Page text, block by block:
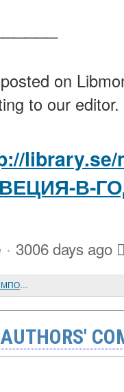
on
to our editor.
В-
· 3006 days ago
ОЧЕРЕДНОЙ СОВЕТСКО-ФИНСКИЙ СИМПОЗИУМ